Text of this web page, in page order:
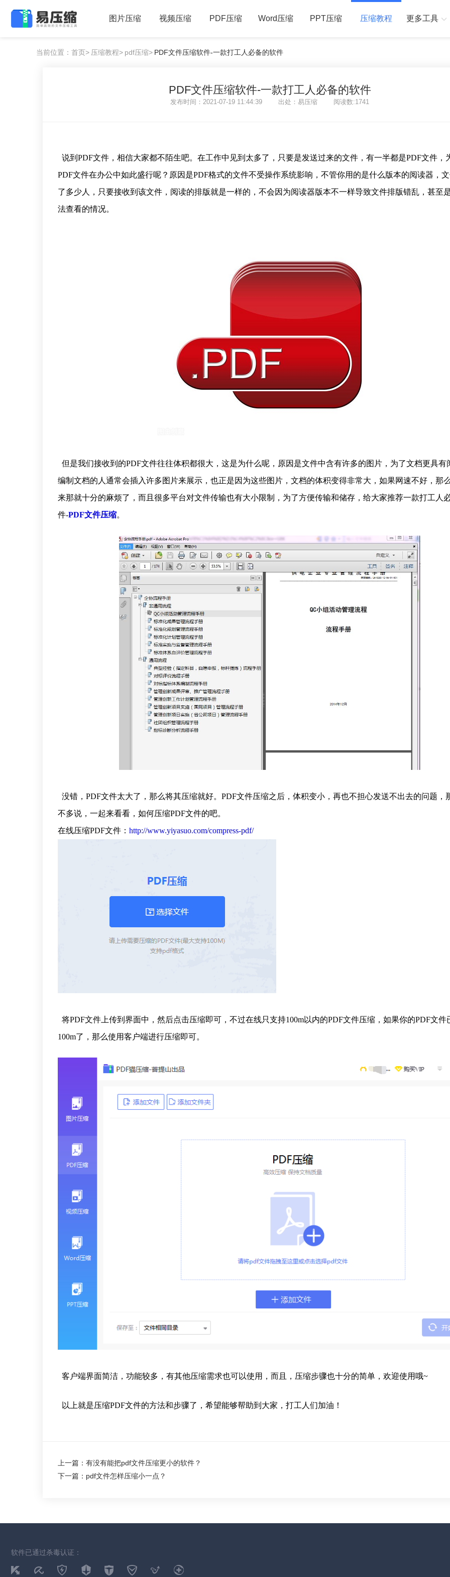
图片压缩 视频压缩 PDF压缩 Word压缩 PPT压缩 压缩教程 更多工具
当前位置：首页> 压缩教程> pdf压缩> PDF文件压缩软件-一款打工人必备的软件
PDF文件压缩软件-一款打工人必备的软件
发布时间：2021-07-19 11:44:39 出处：易压缩 阅读数:1741
说到PDF文件，相信大家都不陌生吧。在工作中见到太多了，只要是发送过来的文件，有一半都是PDF文件，
PDF文件在办公中如此盛行呢？原因是PDF格式的文件不受操作系统影响，不管你用的是什么版本的阅读器，
了多少人，只要接收到该文件，阅读的排版就是一样的，不会因为阅读器版本不一样导致文件排版错乱，甚至
法查看的情况。
但是我们接收到的PDF文件往往体积都很大，这是为什么呢，原因是文件中含有许多的图片，为了文档更具有
编制文档的人通常会插入许多图片来展示，也正是因为这些图片，文档的体积变得非常大，如果网速不好，那
来那就十分的麻烦了，而且很多平台对文件传输也有大小限制，为了方便传输和储存，给大家推荐一款打工人
件-PDF文件压缩。
没错，PDF文件太大了，那么将其压缩就好。PDF文件压缩之后，体积变小，再也不担心发送不出去的问题，
不多说，一起来看看，如何压缩PDF文件的吧。
在线压缩PDF文件： http://www.yiyasuo.com/compress-pdf/
将PDF文件上传到界面中，然后点击压缩即可，不过在线只支持100m以内的PDF文件压缩，如果你的PDF文件
100m了，那么使用客户端进行压缩即可。
客户端界面简洁，功能较多，有其他压缩需求也可以使用，而且，压缩步骤也十分的简单，欢迎使用哦~
以上就是压缩PDF文件的方法和步骤了，希望能够帮助到大家，打工人们加油！
上一篇：有没有能把pdf文件压缩更小的软件？
下一篇：pdf文件怎样压缩小一点？
软件已通过杀毒认证：